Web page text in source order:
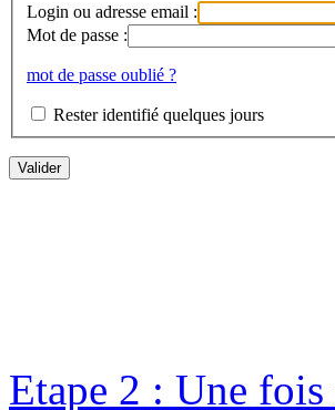
Login ou adresse email :
Mot de passe :
mot de passe oublié ?
Rester identifié quelques jours
Etape 2 : Une